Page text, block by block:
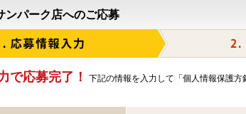
ンパーク店へのご応募
で応募完了！ 下記の情報を入力して「個人情報保護方